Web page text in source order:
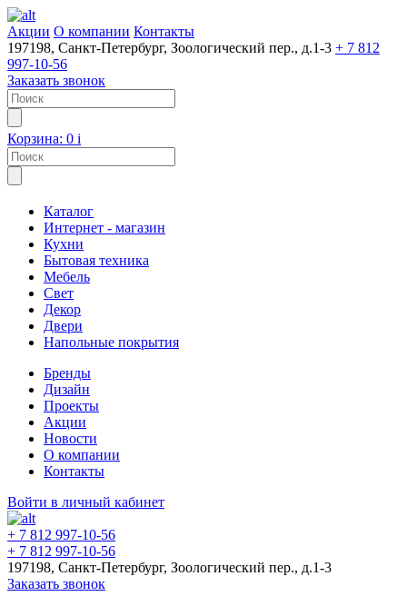
Акции О компании Контакты
197198, Санкт-Петербург, Зоологический пер., д.1-3 + 7 812
997-10-56
Заказать звонок
Корзина: 0 i
Каталог
Интернет - магазин
Кухни
Бытовая техника
Мебель
Свет
Декор
Двери
Напольные покрытия
Бренды
Дизайн
Проекты
Акции
Новости
О компании
Контакты
Войти в личный кабинет
+ 7 812 997-10-56
+ 7 812 997-10-56
197198, Санкт-Петербург, Зоологический пер., д.1-3
Заказать звонок